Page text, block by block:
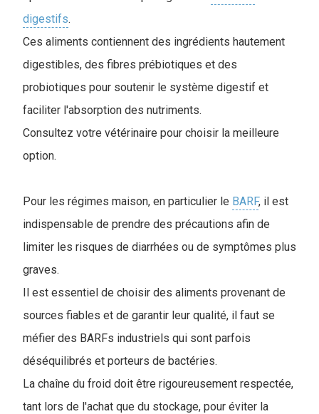
digestifs.
Ces aliments contiennent des ingrédients hautement
digestibles, des fibres prébiotiques et des
probiotiques pour soutenir le système digestif et
faciliter l'absorption des nutriments.
Consultez votre vétérinaire pour choisir la meilleure
option.
Pour les régimes maison, en particulier le BARF, il est
indispensable de prendre des précautions afin de
limiter les risques de diarrhées ou de symptômes plus
graves.
Il est essentiel de choisir des aliments provenant de
sources fiables et de garantir leur qualité, il faut se
méfier des BARFs industriels qui sont parfois
déséquilibrés et porteurs de bactéries.
La chaîne du froid doit être rigoureusement respectée,
tant lors de l'achat que du stockage, pour éviter la